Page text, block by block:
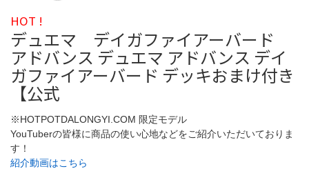
HOT !
デュエマ デイガファイアーバード
アドバンス デュエマ アドバンス デイ
ガファイアーバード デッキおまけ付き
【公式
※HOTPOTDALONGYI.COM 限定モデル
YouTuberの皆様に商品の使い心地などをご紹介いただいておりま
す！
紹介動画はこちら